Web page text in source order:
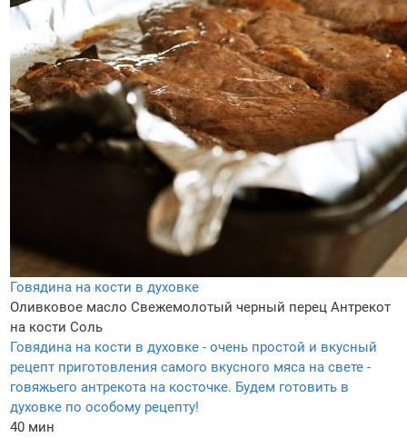
Говядина на кости в духовке
Оливковое масло Свежемолотый черный перец Антрекот
на кости Соль
Говядина на кости в духовке - очень простой и вкусный
рецепт приготовления самого вкусного мяса на свете -
говяжьего антрекота на косточке. Будем готовить в
духовке по особому рецепту!
40 мин